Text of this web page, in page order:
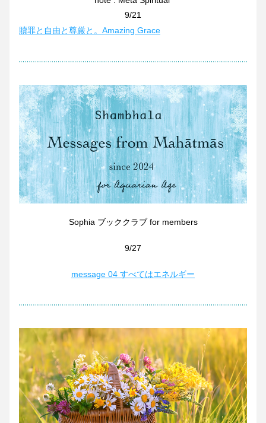
9/21
贖罪と自由と尊厳と。Amazing Grace
Sophia ブッククラブ for members
9/27
message 04 すべてはエネルギー